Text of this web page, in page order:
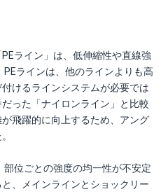
ライン」は、低伸縮性や直線強
ラインは、他のラインよりも高
けるラインシステムが必要では
った「ナイロンライン」と比較
飛躍的に向上するため、アング
部位ごとの強度の均一性が不安定
、メインラインとショックリー